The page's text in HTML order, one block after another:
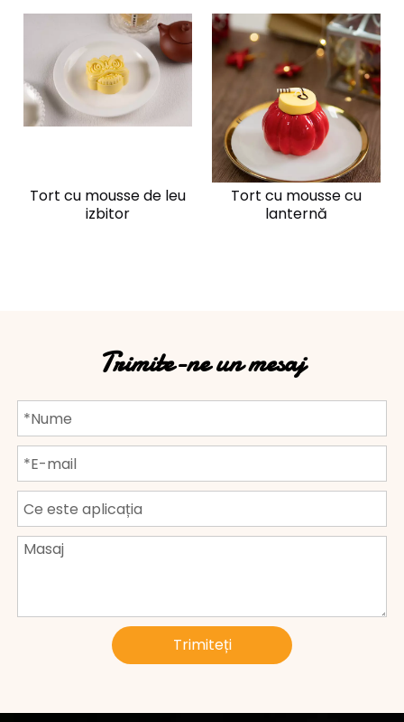
Tort cu mousse de leu
izbitor
Tort cu mousse cu
lanternă
Trimite-ne un mesaj
Trimiteți